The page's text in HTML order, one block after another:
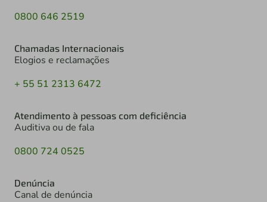
0800 646 2519
Chamadas Internacionais
Elogios e reclamações
+ 55 51 2313 6472
Atendimento à pessoas com deficiência
Auditiva ou de fala
0800 724 0525
Denúncia
Canal de denúncia